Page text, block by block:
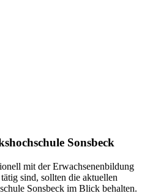
Sonsbeck
mit der Erwachsenenbildung
sind, sollten die aktuellen
Sonsbeck im Blick behalten.